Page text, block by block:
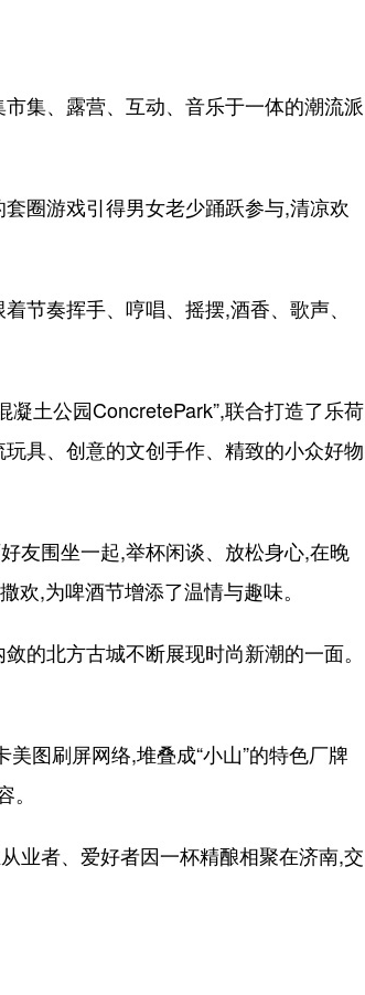
集、露营、互动、音乐于一体的潮流派
圈游戏引得男女老少踊跃参与,清凉欢
奏挥手、哼唱、摇摆,酒香、歌声、
土公园ConcretePark”,联合打造了乐荷
具、创意的文创手作、精致的小众好物
围坐一起,举杯闲谈、放松身心,在晚
欢,为啤酒节增添了温情与趣味。
北方古城不断展现时尚新潮的一面。
图刷屏网络,堆叠成“小山”的特色厂牌
业者、爱好者因一杯精酿相聚在济南,交